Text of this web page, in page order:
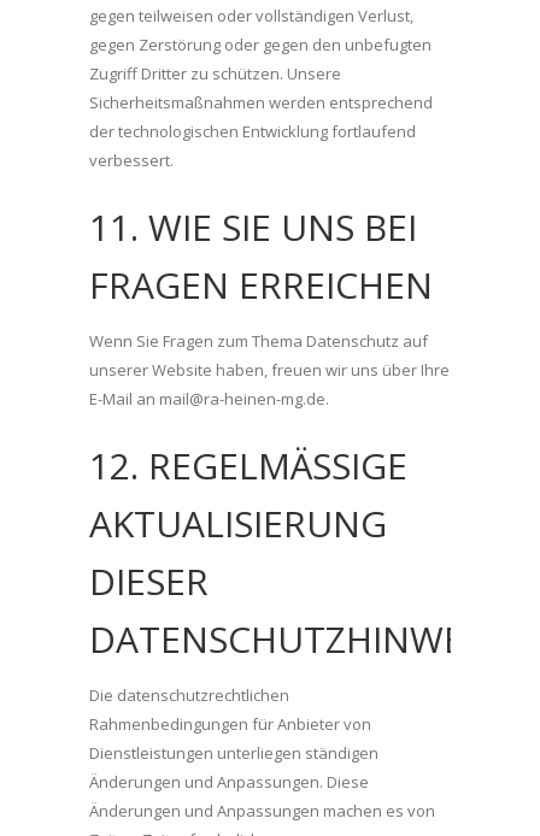
gegen teilweisen oder vollständigen Verlust,
gegen Zerstörung oder gegen den unbefugten
Zugriff Dritter zu schützen. Unsere
Sicherheitsmaßnahmen werden entsprechend
der technologischen Entwicklung fortlaufend
verbessert.
11. WIE SIE UNS BEI
FRAGEN ERREICHEN
Wenn Sie Fragen zum Thema Datenschutz auf
unserer Website haben, freuen wir uns über Ihre
E-Mail an mail@ra-heinen-mg.de.
12. REGELMÄSSIGE A
KTUALISIERUNG D
IESER D
ATENSCHUTZHINWEISE
Die datenschutzrechtlichen
Rahmenbedingungen für Anbieter von
Dienstleistungen unterliegen ständigen
Änderungen und Anpassungen. Diese
Änderungen und Anpassungen machen es von